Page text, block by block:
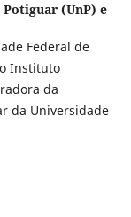
(UnP) e
Federal de
Instituto
da
da Universidade